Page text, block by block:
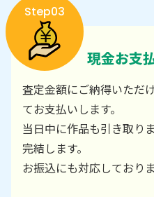
Step03
現金お支
査定金額にご納得いただ
てお支払いします。
当日中に作品も引き取り
完結します。
お振込にも対応しておりま